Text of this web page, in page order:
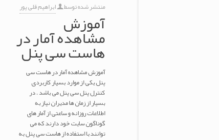
منتشر شده توسط ابراهیم قلی پور
آموزش
مشاهده آمار در
هاست سی پنل
آموزش مشاهده آمار در هاست سی
پنل یکی از موارد بسیار کاربردی
کنترل پنل سی پنل می باشد . در
بسیار از زمان ها مدیران نیاز به
اطلاعات روزانه و ساعتی از آمار های
گوناگون سایت خود دارند که می
توانند با استفاده از هاست سی پنل به